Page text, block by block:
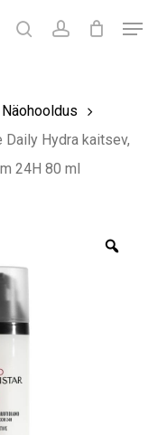
searchaccount
Menu
Näohooldus
Daily Hydra kaitsev,
24H 80 ml